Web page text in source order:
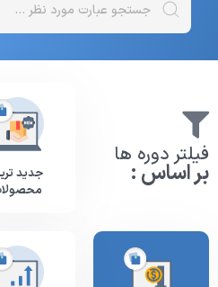
فیلتر دوره ها
بر اساس :
جدید